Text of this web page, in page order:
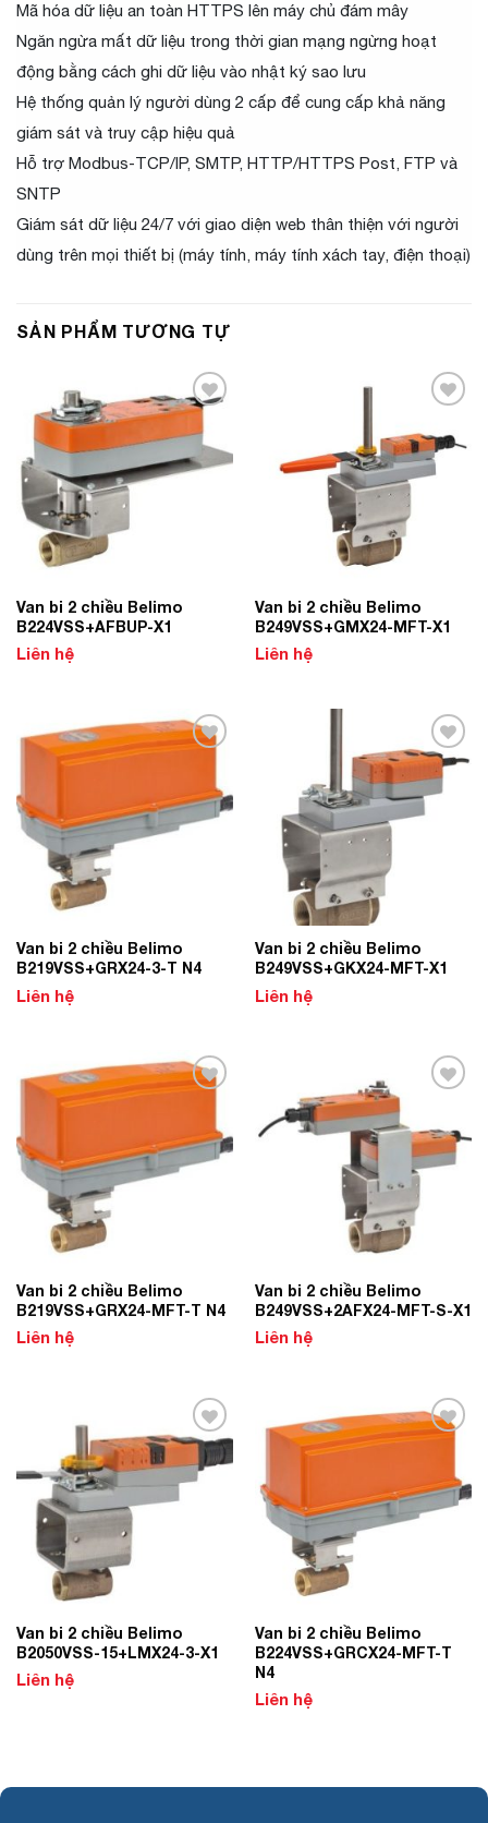
Mã hóa dữ liệu an toàn HTTPS lên máy chủ đám mây
Ngăn ngừa mất dữ liệu trong thời gian mạng ngừng hoạt
động bằng cách ghi dữ liệu vào nhật ký sao lưu
Hệ thống quản lý người dùng 2 cấp để cung cấp khả năng
giám sát và truy cập hiệu quả
Hỗ trợ Modbus-TCP/IP, SMTP, HTTP/HTTPS Post, FTP và
SNTP
Giám sát dữ liệu 24/7 với giao diện web thân thiện với người
dùng trên mọi thiết bị (máy tính, máy tính xách tay, điện thoại)
SẢN PHẨM TƯƠNG TỰ
Wishlist
Van bi 2 chiều Belimo
B224VSS+AFBUP-X1
Liên hệ
Wishlist
Van bi 2 chiều Belimo
B249VSS+GMX24-MFT-X1
Liên hệ
Van bi 2 chiều Belimo
B219VSS+GRX24-3-T N4
Liên hệ
Add to
Wishlist
Van bi 2 chiều Belimo
B249VSS+GKX24-MFT-X1
Liên hệ
Van bi 2 chiều Belimo
B219VSS+GRX24-MFT-T N4
Liên hệ
Van bi 2 chiều Belimo
B249VSS+2AFX24-MFT-S-X1
Liên hệ
Add to
Wishlist
Van bi 2 chiều Belimo
B2050VSS-15+LMX24-3-X1
Liên hệ
Van bi 2 chiều Belimo
B224VSS+GRCX24-MFT-T
N4
Liên hệ